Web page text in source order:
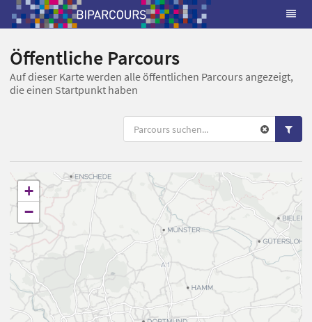
Öffentliche Parcours
Auf dieser Karte werden alle öffentlichen Parcours angezeigt,
die einen Startpunkt haben
+
−